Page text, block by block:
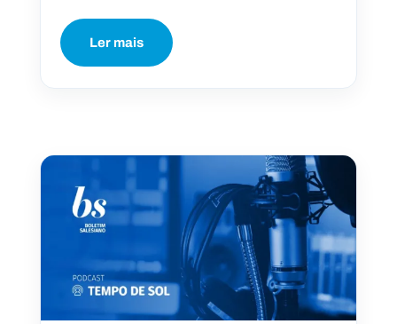
Ler mais